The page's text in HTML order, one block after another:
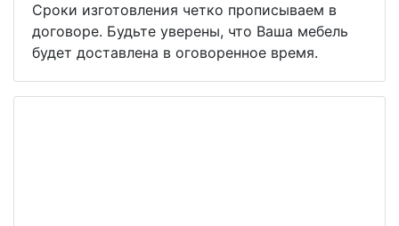
Сроки изготовления четко прописываем в
договоре. Будьте уверены, что Ваша мебель
будет доставлена в оговоренное время.